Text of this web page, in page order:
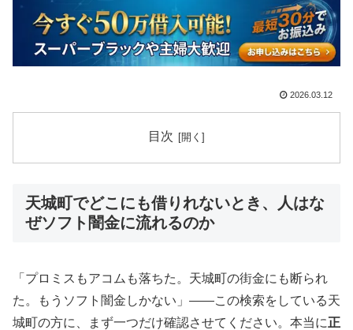
2026.03.12
目次
天城町でどこにも借りれないとき、人はな
ぜソフト闇金に流れるのか
「プロミスもアコムも落ちた。天城町の街金にも断られ
た。もうソフト闇金しかない」——この検索をしている天
城町の方に、まず一つだけ確認させてください。本当に正